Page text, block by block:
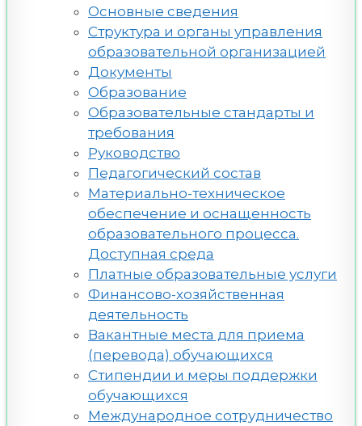
Основные сведения
Структура и органы управления
образовательной организацией
Документы
Образование
Образовательные стандарты и
требования
Руководство
Педагогический состав
Материально-техническое
обеспечение и оснащенность
образовательного процесса.
Доступная среда
Платные образовательные услуги
Финансово-хозяйственная
деятельность
Вакантные места для приема
(перевода) обучающихся
Стипендии и меры поддержки
обучающихся
Международное сотрудничество